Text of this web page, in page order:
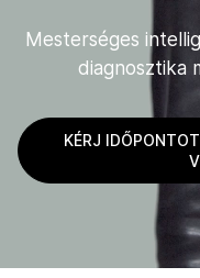
Mesterséges
diagnosztika
KÉRJ